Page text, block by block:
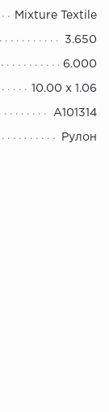
Mixture Textile
3.650
6.000
10.00 х 1.06
A101314
Рулон